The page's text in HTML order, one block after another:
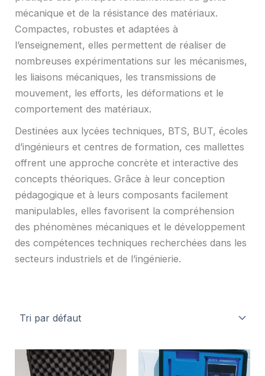
mécanique et de la résistance des matériaux.
Compactes, robustes et adaptées à
l’enseignement, elles permettent de réaliser de
nombreuses expérimentations sur les mécanismes,
les liaisons mécaniques, les transmissions de
mouvement, les efforts, les déformations et le
comportement des matériaux.
Destinées aux lycées techniques, BTS, BUT, écoles
d’ingénieurs et centres de formation, ces mallettes
offrent une approche concrète et interactive des
concepts théoriques. Grâce à leur conception
pédagogique et à leurs composants facilement
manipulables, elles favorisent la compréhension
des phénomènes mécaniques et le développement
des compétences techniques recherchées dans les
secteurs industriels et de l’ingénierie.